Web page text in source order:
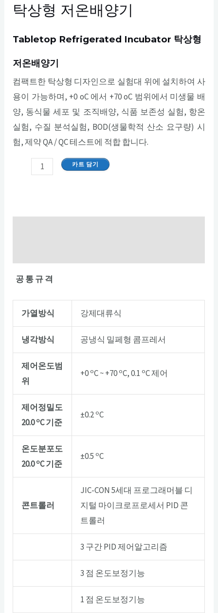
탁상형 저온배양기
Tabletop Refrigerated Incubator 탁상형
저온배양기
컴팩트한 탁상형 디자인으로 실험대 위에 설치하여 사
용이 가능하며, +0 oC 에서 +70 oC 범위에서 미생물 배
양, 동식물 세포 및 조직배양, 식품 보존성 실험, 항온
실험, 수질 분석실험, BOD(생물학적 산소 요구량) 시
험, 제약 QA / QC 테스트에 적합 합니다.
카트 담기
공통규격
가열방식 강제대류식
냉각방식 공냉식 밀페형 콤프레서
제어온도범
위
+0 oC ~ +70 oC, 0.1 oC 제어
제어정밀도
20.0oC 기준
±0.2 oC
온도분포도
20.0oC 기준
±0.5 oC
콘트롤러
JIC-CON 5세대 프로그래머블 디
지털 마이크로프로세서 PID 콘
트롤러
3 구간 PID 제어알고리즘
3 점 온도보정기능
1 점 온도보정기능